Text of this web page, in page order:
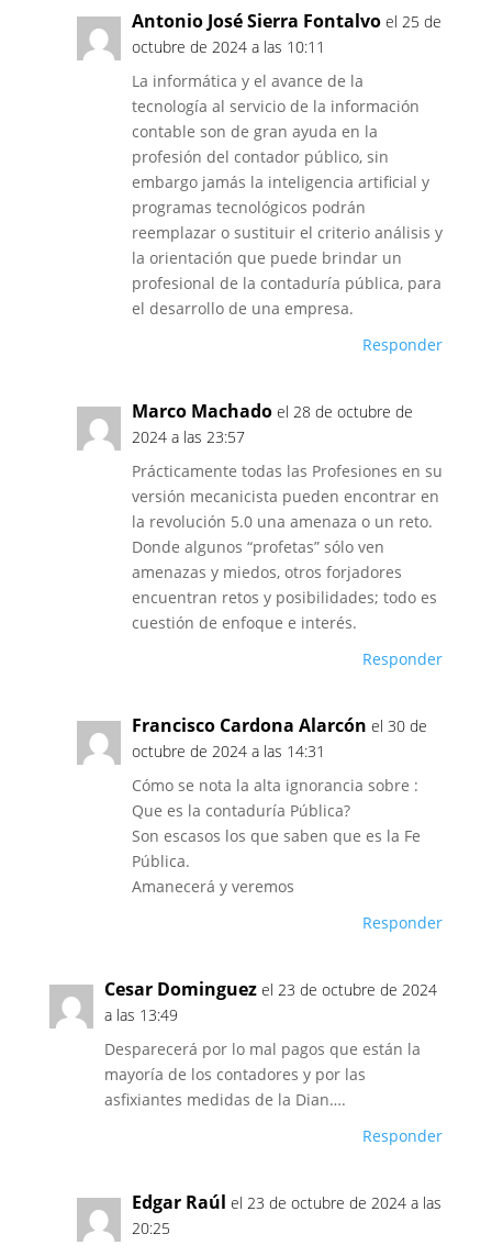
Antonio José Sierra Fontalvo el 25 de
octubre de 2024 a las 10:11
La informática y el avance de la
tecnología al servicio de la información
contable son de gran ayuda en la
profesión del contador público, sin
embargo jamás la inteligencia artificial y
programas tecnológicos podrán
reemplazar o sustituir el criterio análisis y
la orientación que puede brindar un
profesional de la contaduría pública, para
el desarrollo de una empresa.
Responder
Marco Machado el 28 de octubre de
2024 a las 23:57
Prácticamente todas las Profesiones en su
versión mecanicista pueden encontrar en
la revolución 5.0 una amenaza o un reto.
Donde algunos “profetas” sólo ven
amenazas y miedos, otros forjadores
encuentran retos y posibilidades; todo es
cuestión de enfoque e interés.
Responder
Francisco Cardona Alarcón el 30 de
octubre de 2024 a las 14:31
Cómo se nota la alta ignorancia sobre :
Que es la contaduría Pública?
Son escasos los que saben que es la Fe
Pública.
Amanecerá y veremos
Responder
Cesar Dominguez el 23 de octubre de 2024
a las 13:49
Desparecerá por lo mal pagos que están la
mayoría de los contadores y por las
asfixiantes medidas de la Dian….
Responder
Edgar Raúl el 23 de octubre de 2024 a las
20:25